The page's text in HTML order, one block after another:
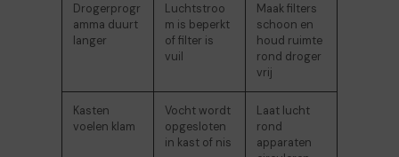
Drogerprogr
amma duurt
langer
Luchtstroo
m is beperkt
of filter is
vuil
Maak filters
schoon en
houd ruimte
rond droger
vrij
Kasten
voelen klam
Vocht wordt
opgesloten
in kast of nis
Laat lucht
rond
apparaten